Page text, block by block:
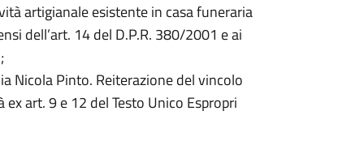
artigianale esistente in casa funeraria
dell’art. 14 del D.P.R. 380/2001 e ai
Nicola Pinto. Reiterazione del vincolo
art. 9 e 12 del Testo Unico Espropri